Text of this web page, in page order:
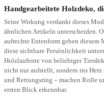
Handgearbeitete Holzdeko,
Seine Wirkung verdankt dieses
ähnlichen Artikeln unterscheiden.
aufrechte Entenform geben diesem
diese sichtbare Persönlichkeit
Holzlaufente von beliebiger
nicht nur aufstellt, sondern ins
und Rettungsring – machen Rolle
ersten Blick erkennbar.